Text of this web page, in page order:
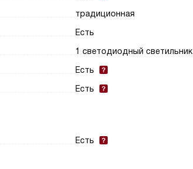
традиционная
Есть
1 светодиодный светильник
Есть
Есть
Есть